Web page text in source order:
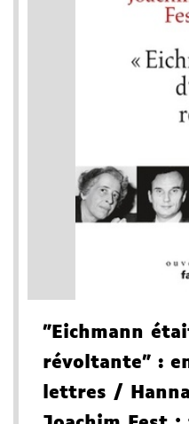
"Eichmann
révoltante" :
lettres /